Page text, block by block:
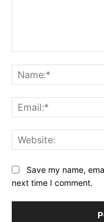
Save my name,
next time I comment.